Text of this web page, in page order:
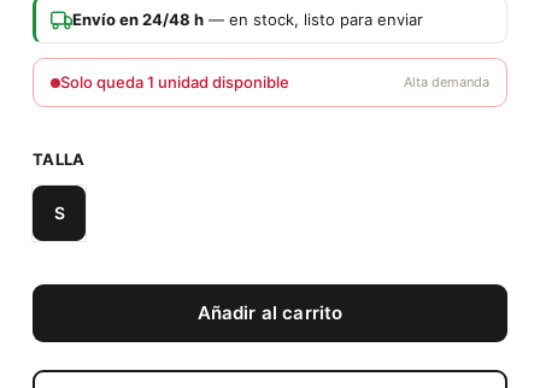
Envío en 24/48 h — en stock, listo para enviar
Solo queda 1 unidad disponible Alta demanda
TALLA
S
Añadir al carrito